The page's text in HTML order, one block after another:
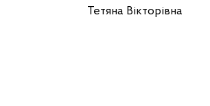
Тетяна Вікторівна